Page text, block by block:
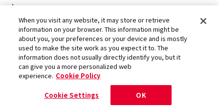
た。
その上で、ユーザーの皆さんの期待に応えられ
るように、『SAO』の原作あるいはアニメへの
愛が感じられるような作り込みは、しっかり行
なっています。
When you visit any website, it may store or retrieve
information on your browser. This information might be
about you, your preferences or your device and is mostly
used to make the site work as you expect it to. The
information does not usually directly identify you, but it
can give you a more personalized web
experience. Cookie Policy
Cookie Settings OK